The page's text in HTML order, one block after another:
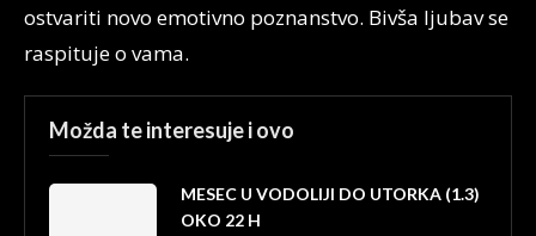
ostvariti novo emotivno poznanstvo. Bivša ljubav se
raspituje o vama.
Možda te interesuje i ovo
MESEC U VODOLIJI DO UTORKA (1.3)
OKO 22 H